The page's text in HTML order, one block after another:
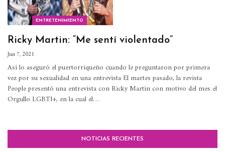
ENTRETENIMIENTO
Ricky Martin: “Me sentí violentado”
Jun 7, 2021
Así lo aseguró el puertorriqueño cuando le preguntaron por primera
vez por su sexualidad en una entrevista El martes pasado, la revista
People presentó una entrevista con Ricky Martin con motivo del mes el
Orgullo LGBTI+, en la cual el…
NOTICIAS RECIENTES